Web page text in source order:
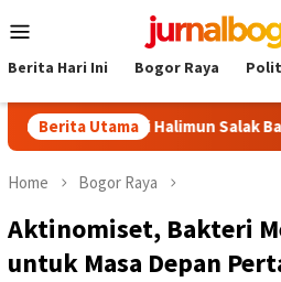
to
Menu
Berita Hari Ini Bogor Raya
Berita Utama
Halimun Salak Bakal jadi
Home Bogor Raya
Aktinomiset, Bakteri
untuk Masa Depan